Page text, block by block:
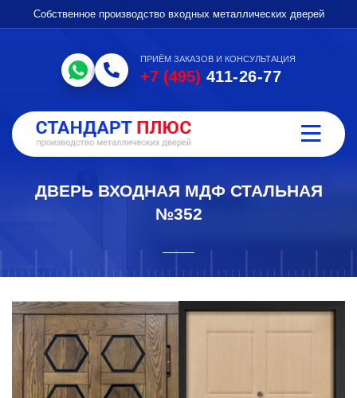
Собственное производство входных металлических дверей
ПРИЁМ ЗАКАЗОВ И КОНСУЛЬТАЦИЯ
+7 (495) 411-26-77
ДВЕРЬ ВХОДНАЯ МДФ СТАЛЬНАЯ
№352